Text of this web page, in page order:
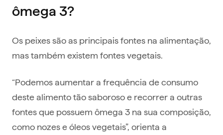
ômega 3?
Os peixes são as principais fontes na alimentação,
mas também existem fontes vegetais.
“Podemos aumentar a frequência de consumo
deste alimento tão saboroso e recorrer a outras
fontes que possuem ômega 3 na sua composição,
como nozes e óleos vegetais”, orienta a